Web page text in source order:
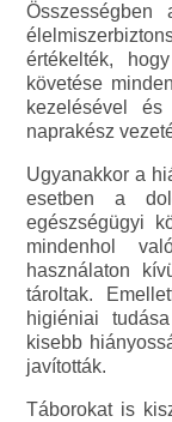
Összességben
értékelték,
követése
kezelésével
naprakész
Ugyanakkor a
esetben a
egészségügyi
mindenhol
használaton
tároltak.
higiéniai
kisebb
javították.
Táborokat is